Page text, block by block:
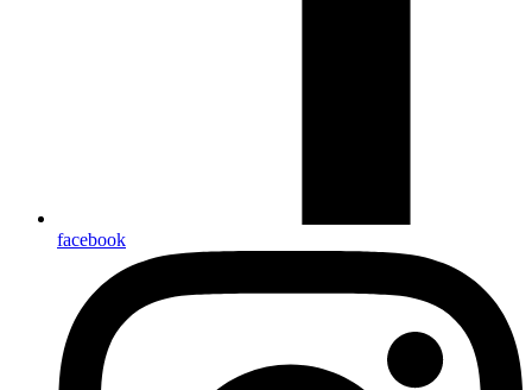
facebook